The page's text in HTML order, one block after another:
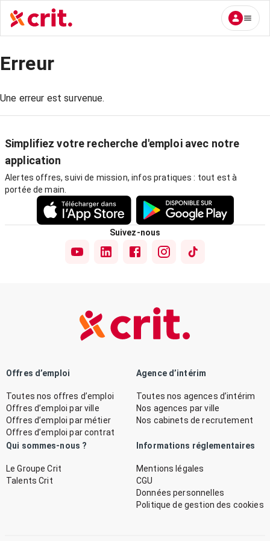
Erreur
Une erreur est survenue.
Simplifiez votre recherche d'emploi avec notre
application
Alertes offres, suivi de mission, infos pratiques : tout est à
portée de main.
Suivez-nous
Offres d’emploi
Toutes nos offres d’emploi
Offres d’emploi par ville
Offres d’emploi par métier
Offres d’emploi par contrat
Agence d’intérim
Toutes nos agences d’intérim
Nos agences par ville
Nos cabinets de recrutement
Qui sommes-nous ?
Le Groupe Crit
Talents Crit
Informations réglementaires
Mentions légales
CGU
Données personnelles
Politique de gestion des cookies